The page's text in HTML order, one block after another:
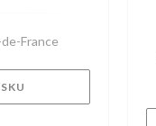
France